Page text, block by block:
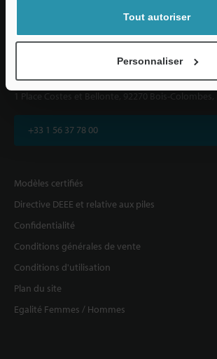
Tout autoriser
Personnaliser
1 Place Costes et Bellonte, 92270 Bois-Colombes,
+33 1 56 37 78 00
Modèles certifiés
Directive DEEE et relative aux piles
Confidentialité
Conditions générales de vente
Conditions d'utilisation
Plan du site
Egalité Femmes / Hommes